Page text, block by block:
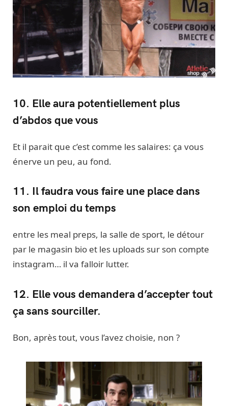
10. Elle aura potentiellement plus
d’abdos que vous
Et il parait que c’est comme les salaires: ça vous
énerve un peu, au fond.
11. Il faudra vous faire une place dans
son emploi du temps
entre les meal preps, la salle de sport, le détour
par le magasin bio et les uploads sur son compte
instagram… il va falloir lutter.
12. Elle vous demandera d’accepter tout
ça sans sourciller.
Bon, après tout, vous l’avez choisie, non ?